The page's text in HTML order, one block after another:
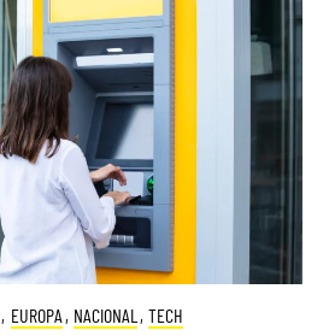
, EUROPA , NACIONAL , TECH